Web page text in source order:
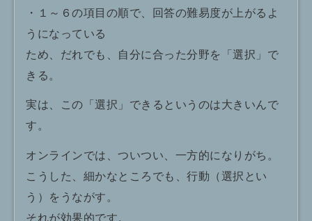
・１～６の項目の順で、回答の難易度が上がるよ
うになっている
ため、だれでも、自分に合った分野を「選択」で
きる。
実は、この「選択」できるというのは大きいんで
す。
オンラインでは、ついつい、一方的になりがち。
こうした、細かなところでも、行動（選択とい
う）をうながす。
それが効果的です。